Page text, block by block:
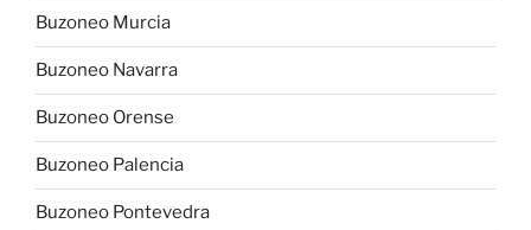
Buzoneo Murcia
Buzoneo Navarra
Buzoneo Orense
Buzoneo Palencia
Buzoneo Pontevedra